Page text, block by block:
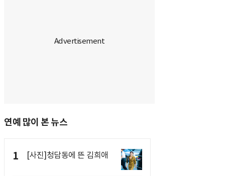
연예 많이 본 뉴스
1 [사진]청담동에 뜬 김희애